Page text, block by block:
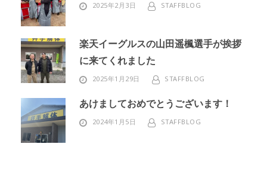
2025年2月3日 STAFFBLOG
楽天イーグルスの山田遥楓選手が挨拶
に来てくれました
2025年1月29日 STAFFBLOG
あけましておめでとうございます！
2024年1月5日 STAFFBLOG